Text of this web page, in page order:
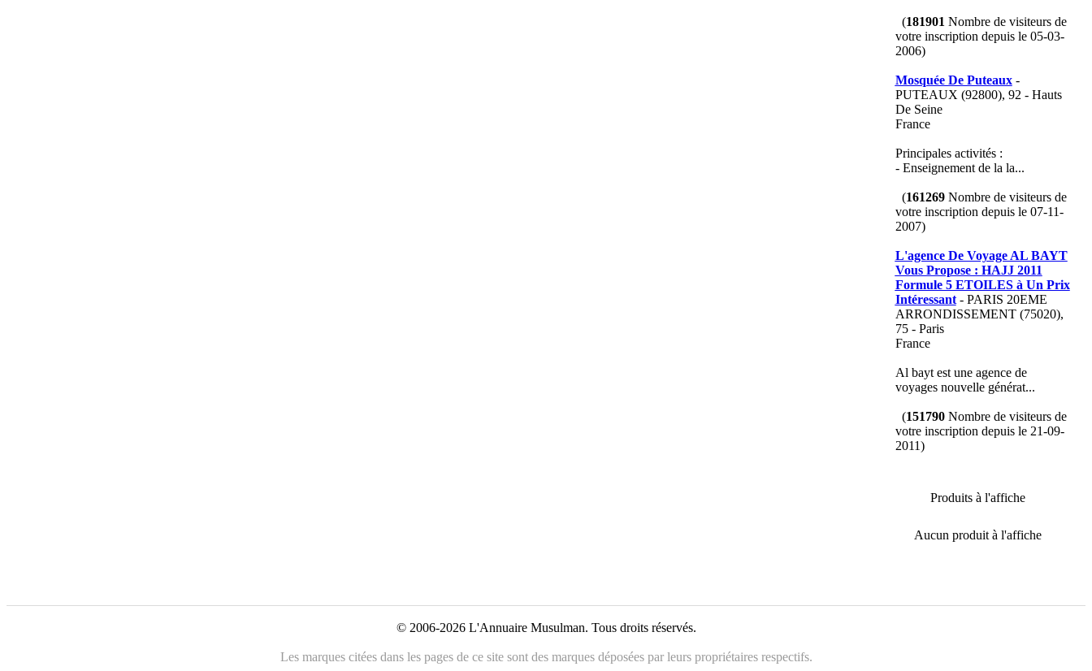
(181901 Nombre de visiteurs de
votre inscription depuis le 05-03-
2006)
Mosquée De Puteaux-
PUTEAUX (92800), 92 - Hauts
De Seine
France
Principales activités :
- Enseignement de la la...
(161269Nombre de visiteurs de
votre inscription depuis le 07-11-
2007)
L'agence De Voyage AL BAYT
Vous Propose : HAJJ 2011
Formule 5 ETOILES à Un Prix
Intéressant- PARIS 20EME
ARRONDISSEMENT (75020),
75 - Paris
France
Al bayt est une agence de
voyages nouvelle générat...
(151790Nombre de visiteurs de
votre inscription depuis le 21-09-
2011)
Produits à l'affiche
Aucun produit à l'affiche
© 2006-2026 L'Annuaire Musulman. Tous droits réservés.
Les marques citées dans les pages de ce site sont des marques déposées par leurs propriétaires respectifs.